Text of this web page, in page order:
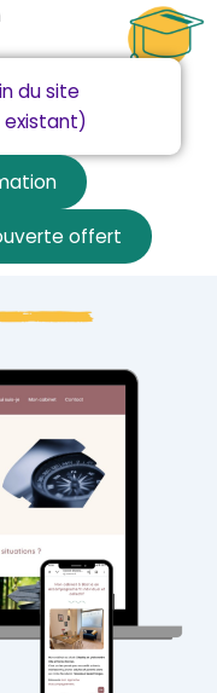
du site
existant)
offert